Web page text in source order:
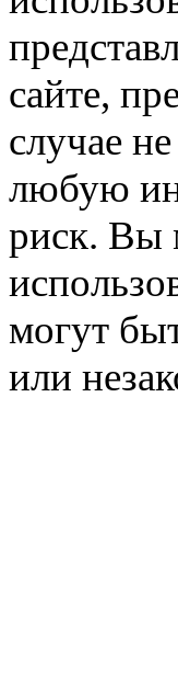
сайте,
случае
любую
риск. Вы
могут
или